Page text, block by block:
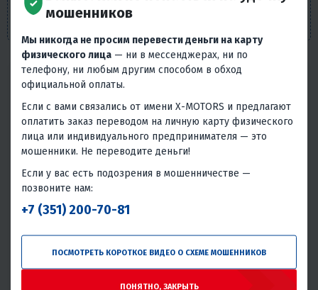
условиях не является публичной офертой, определяемой
Надёжность товара
Статистика основана на количестве общего числа
покупателей и количестве обращений в сервис с этим
товаром.
Без проблем Всего обращений в сервис
98.47%
Отличная надёжность
использовании данного товара.
Надежность двигателя или трансмиссии
мошенников
Мы никогда не просим перевести деньги на карту
физического лица — ни в мессенджерах, ни по
телефону, ни любым другим способом в обход
официальной оплаты.
Если с вами связались от имени X-MOTORS и предлагают
оплатить заказ переводом на личную карту физического
лица или индивидуального предпринимателя — это
мошенники. Не переводите деньги!
Если у вас есть подозрения в мошенничестве —
позвоните нам:
+7 (351) 200-70-81
ПОСМОТРЕТЬ КОРОТКОЕ ВИДЕО О СХЕМЕ МОШЕННИКОВ
ПОНЯТНО, ЗАКРЫТЬ